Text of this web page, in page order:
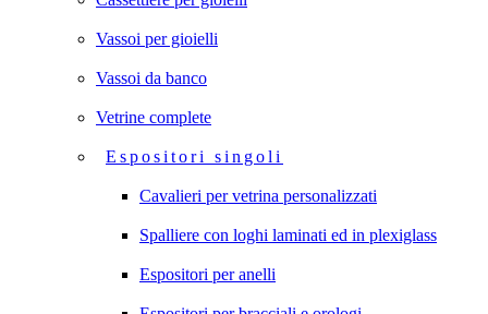
Vassoi per gioielli
Vassoi da banco
Vetrine complete
Espositori singoli
Cavalieri per vetrina personalizzati
Spalliere con loghi laminati ed in plexiglass
Espositori per anelli